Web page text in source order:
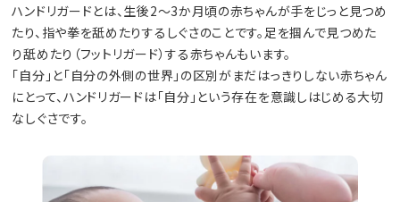
ハンドリガードとは、生後2～3か月頃の赤ちゃんが手をじっと見つめ
たり、指や拳を舐めたりするしぐさのことです。足を掴んで見つめた
り舐めたり（フットリガード）する赤ちゃんもいます。
「自分」と「自分の外側の世界」の区別がまだはっきりしない赤ちゃん
にとって、ハンドリガードは「自分」という存在を意識しはじめる大切
なしぐさです。